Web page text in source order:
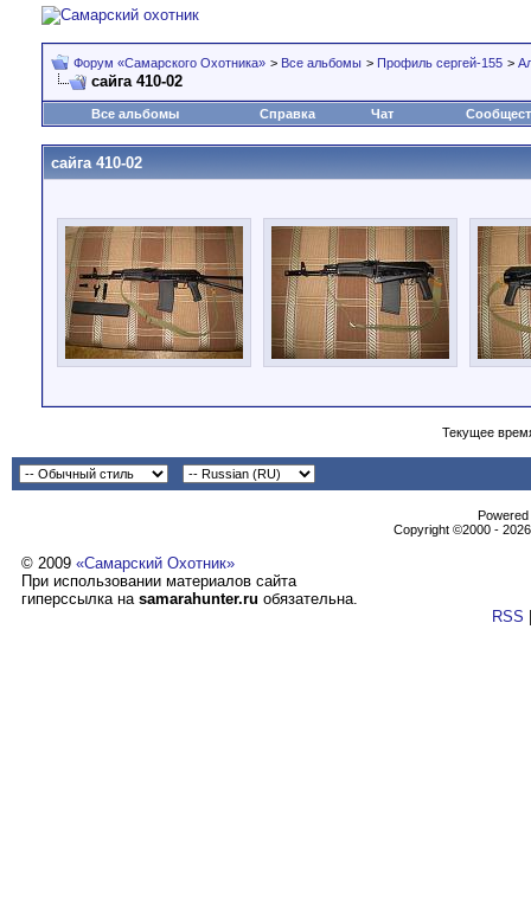
Форум «Самарского Охотника» > Все альбомы > Профиль сергей-155 >
сайга 410-02
Все альбомы Справка Чат
сайга 410-02
Текущее
Copyright ©2000 -
© 2009 «Самарский Охотник»
При использовании материалов сайта
гиперссылка на samarahunter.ru обязательна.
RSS